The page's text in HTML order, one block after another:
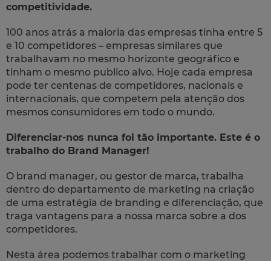
competitividade.
100 anos atrás a maioria das empresas tinha entre 5
e 10 competidores – empresas similares que
trabalhavam no mesmo horizonte geográfico e
tinham o mesmo publico alvo. Hoje cada empresa
pode ter centenas de competidores, nacionais e
internacionais, que competem pela atenção dos
mesmos consumidores em todo o mundo.
Diferenciar-nos nunca foi tão importante. Este é o
trabalho do Brand Manager!
O brand manager, ou gestor de marca, trabalha
dentro do departamento de marketing na criação
de uma estratégia de branding e diferenciação, que
traga vantagens para a nossa marca sobre a dos
competidores.
Nesta área podemos trabalhar com o marketing